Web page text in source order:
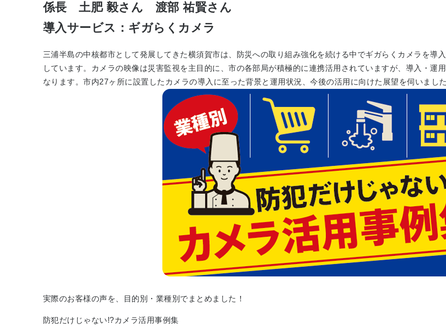
係長 土肥 毅さん 渡部 祐賢さん
導入サービス：ギガらくカメラ
三浦半島の中核都市として発展してきた横須賀市は、防災への取り組み強化を続ける中でギガらくカメラを導
しています。カメラの映像は災害監視を主目的に、市の各部局が積極的に連携活用されていますが、導入・運
なります。市内27ヶ所に設置したカメラの導入に至った背景と運用状況、今後の活用に向けた展望を伺いまし
実際のお客様の声を、目的別・業種別でまとめました！
防犯だけじゃない!?カメラ活用事例集